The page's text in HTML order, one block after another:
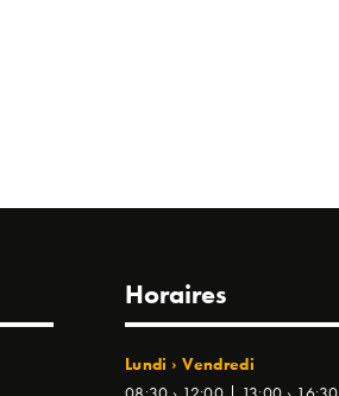
Horaires
Lundi › Vendredi